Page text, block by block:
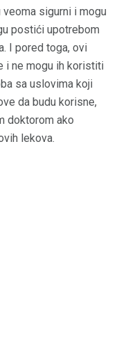
sigurni i mogu
postići upotrebom
I pored toga, ovi
i ne mogu ih koristiti
sa uslovima koji
da budu korisne,
doktorom ako
lekova.